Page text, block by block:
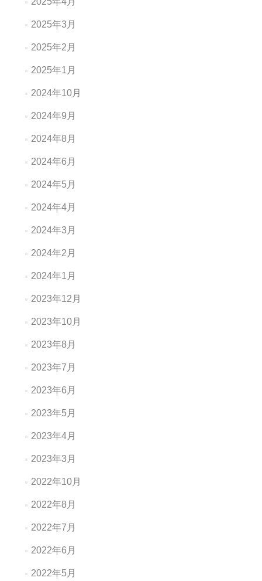
2025年3月
2025年2月
2025年1月
2024年10月
2024年9月
2024年8月
2024年6月
2024年5月
2024年4月
2024年3月
2024年2月
2024年1月
2023年12月
2023年10月
2023年8月
2023年7月
2023年6月
2023年5月
2023年4月
2023年3月
2022年10月
2022年8月
2022年7月
2022年6月
2022年5月